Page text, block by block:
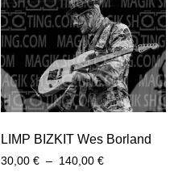
LIMP BIZKIT Wes Borland
30,00 € – 140,00 €